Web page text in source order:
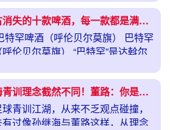
易发多发，交通事故风险随之增
内蒙古消失的十款啤酒，每一款都是满的情怀
特罕啤酒（呼伦贝尔莫旗） 巴特罕
伦贝尔莫旗） “巴特罕”是达斡尔
；品牌发源地为内蒙古呼伦贝尔
孙继海青训理念截然不同！董路：你是不想赢吗？教练工资都6万了
青训江湖，从来不乏观点碰撞，
过像孙继海与董路这样，从理念